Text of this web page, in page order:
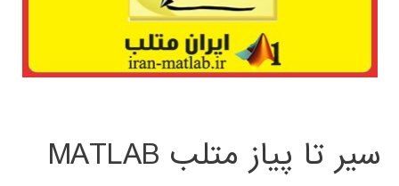
سیر تا پیاز متلب MATLAB